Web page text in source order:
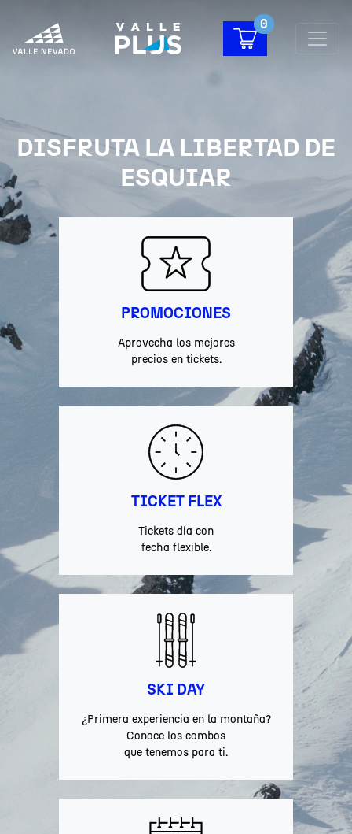
0
DISFRUTA LA LIBERTAD DE
ESQUIAR
PROMOCIONES
Aprovecha los mejores
precios en tickets.
TICKET FLEX
Tickets día con
fecha flexible.
SKI DAY
¿Primera experiencia en la montaña?
Conoce los combos
que tenemos para ti.